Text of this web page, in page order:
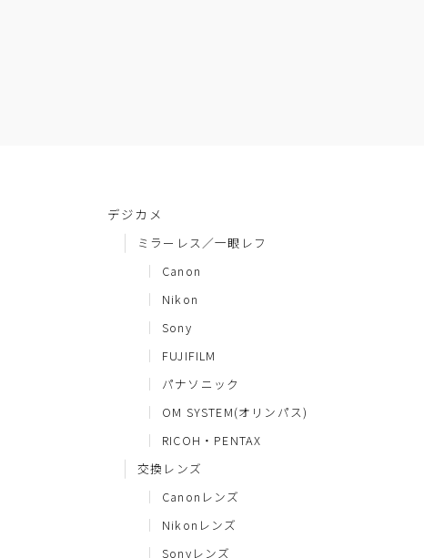
デジカメ
ミラーレス／一眼レフ
Canon
Nikon
Sony
FUJIFILM
パナソニック
OM SYSTEM(オリンパス)
RICOH・PENTAX
交換レンズ
Canonレンズ
Nikonレンズ
Sonyレンズ